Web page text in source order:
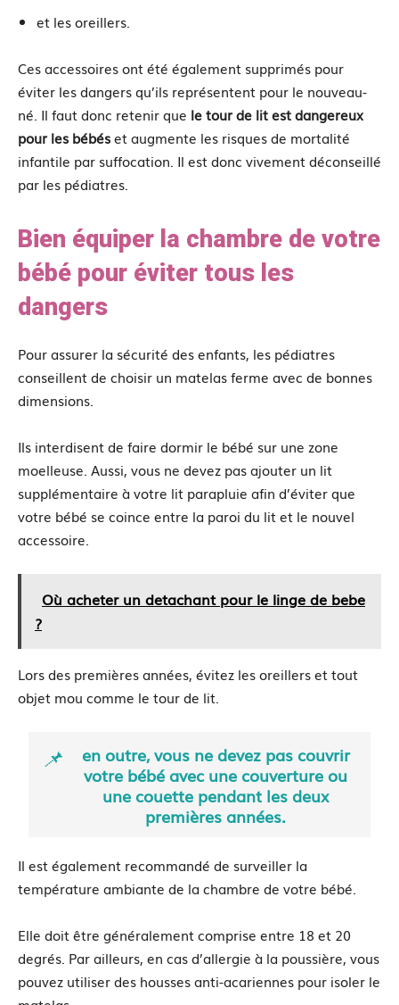
et les oreillers.
Ces accessoires ont été également supprimés pour
éviter les dangers qu’ils représentent pour le nouveau-
né. Il faut donc retenir que le tour de lit est dangereux
pour les bébéset augmente les risques de mortalité
infantile par suffocation. Il est donc vivement déconseillé
par les pédiatres.
Bien équiper la chambre de votre
bébé pour éviter tous les
dangers
Pour assurer la sécurité des enfants, les pédiatres
conseillent de choisir un matelas ferme avec de bonnes
dimensions.
Ils interdisent de faire dormir le bébé sur une zone
moelleuse. Aussi, vous ne devez pas ajouter un lit
supplémentaire à votre lit parapluie afin d’éviter que
votre bébé se coince entre la paroi du lit et le nouvel
accessoire.
Où acheter un detachant pour le linge de bebe
?
Lors des premières années, évitez les oreillers et tout
objet mou comme le tour de lit.
en outre, vous ne devez pas couvrir
votre bébé avec une couverture ou
une couette pendant les deux
premières années.
Il est également recommandé de surveiller la
température ambiante de la chambre de votre bébé.
Elle doit être généralement comprise entre 18 et 20
degrés. Par ailleurs, en cas d’allergie à la poussière, vous
pouvez utiliser des housses anti-acariennes pour isoler le